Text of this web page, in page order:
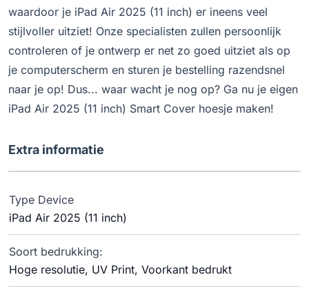
waardoor je iPad Air 2025 (11 inch) er ineens veel
stijlvoller uitziet! Onze specialisten zullen persoonlijk
controleren of je ontwerp er net zo goed uitziet als op
je computerscherm en sturen je bestelling razendsnel
naar je op! Dus... waar wacht je nog op? Ga nu je eigen
iPad Air 2025 (11 inch) Smart Cover hoesje maken!
Extra informatie
Type Device
iPad Air 2025 (11 inch)
Soort bedrukking:
Hoge resolutie, UV Print, Voorkant bedrukt